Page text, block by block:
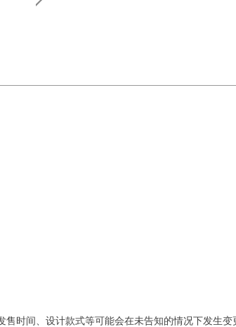
时间、设计款式等可能会在未告知的情况下发生